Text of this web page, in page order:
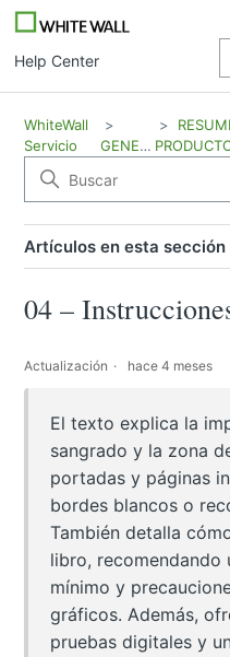
Help Center
WhiteWall
Servicio
GENERAL
Artículos en esta sección
04 –
Actualización hace 4 meses
El texto explica la
sangrado y la zona
portadas y páginas
bordes blancos o
También detalla
libro, recomendando
mínimo y
gráficos. Además,
pruebas digitales y